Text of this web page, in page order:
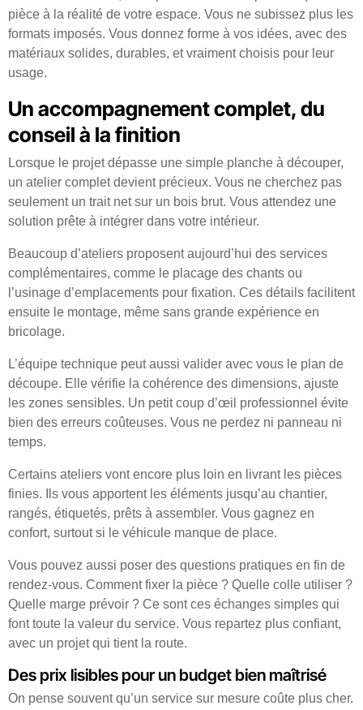
pièce à la réalité de votre espace. Vous ne subissez plus les
formats imposés. Vous donnez forme à vos idées, avec des
matériaux solides, durables, et vraiment choisis pour leur
usage.
Un accompagnement complet, du
conseil à la finition
Lorsque le projet dépasse une simple planche à découper,
un atelier complet devient précieux. Vous ne cherchez pas
seulement un trait net sur un bois brut. Vous attendez une
solution prête à intégrer dans votre intérieur.
Beaucoup d’ateliers proposent aujourd’hui des services
complémentaires, comme le placage des chants ou
l’usinage d’emplacements pour fixation. Ces détails facilitent
ensuite le montage, même sans grande expérience en
bricolage.
L’équipe technique peut aussi valider avec vous le plan de
découpe. Elle vérifie la cohérence des dimensions, ajuste
les zones sensibles. Un petit coup d’œil professionnel évite
bien des erreurs coûteuses. Vous ne perdez ni panneau ni
temps.
Certains ateliers vont encore plus loin en livrant les pièces
finies. Ils vous apportent les éléments jusqu’au chantier,
rangés, étiquetés, prêts à assembler. Vous gagnez en
confort, surtout si le véhicule manque de place.
Vous pouvez aussi poser des questions pratiques en fin de
rendez-vous. Comment fixer la pièce ? Quelle colle utiliser ?
Quelle marge prévoir ? Ce sont ces échanges simples qui
font toute la valeur du service. Vous repartez plus confiant,
avec un projet qui tient la route.
Des prix lisibles pour un budget bien maîtrisé
On pense souvent qu’un service sur mesure coûte plus cher.